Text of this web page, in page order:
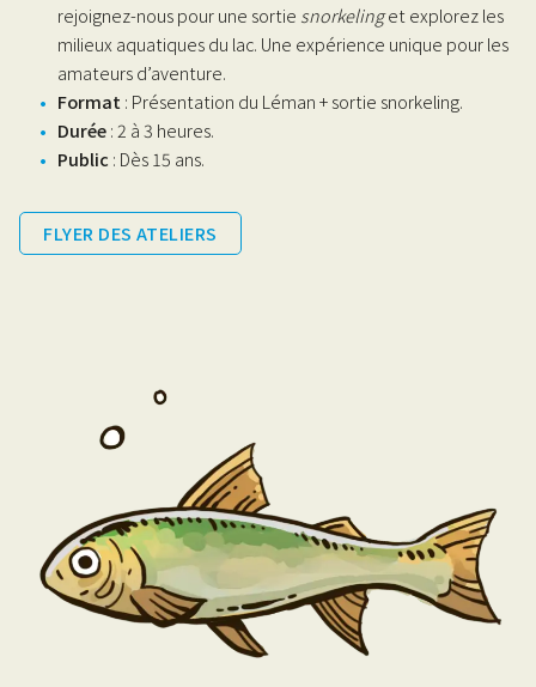
rejoignez-nous pour une sortie snorkelinget explorez les
milieux aquatiques du lac. Une expérience unique pour les
amateurs d’aventure.
Format : Présentation du Léman + sortie snorkeling.
Durée: 2 à 3 heures.
Public : Dès 15 ans.
FLYER DES ATELIERS